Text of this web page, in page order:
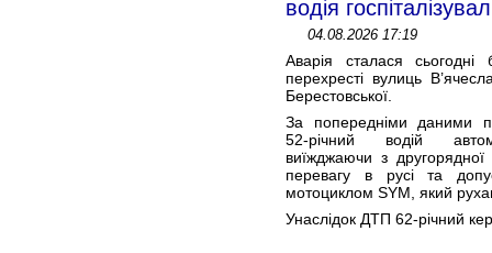
водія
04.08.2026 17:19
Аварія сталася
перехресті вулиць
Берестовської.
За попередніми даними
52-річний водій
виїжджаючи з
перевагу в русі та
мотоциклом SYM, який
Унаслідок ДТП 62-річний